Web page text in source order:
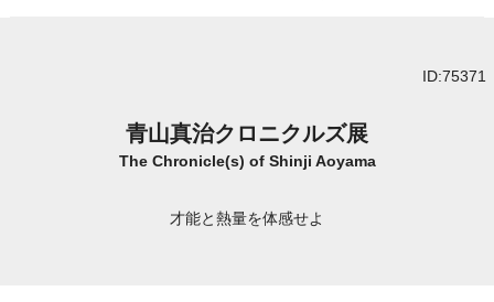
ID:75371
青山真治クロニクルズ展
The Chronicle(s) of Shinji Aoyama
才能と熱量を体感せよ